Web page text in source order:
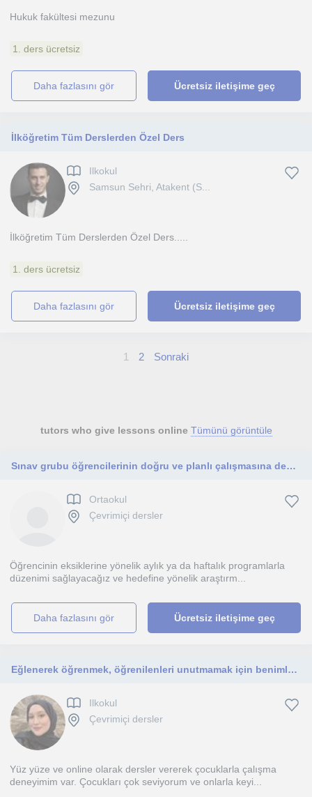
Hukuk fakültesi mezunu
1. ders ücretsiz
daha fazlasını gör Ücretsiz iletişime geç
İlköğretim Tüm Derslerden Özel Ders
Ilkokul
Samsun Sehri, Atakent (S...
İlköğretim Tüm Derslerden Özel Ders.....
1. ders ücretsiz
daha fazlasını gör Ücretsiz iletişime geç
1 2 Sonraki
tutors who give lessons online Tümünü görüntüle
Sınav grubu öğrencilerinin doğru ve planlı çalışmasına destek olmak istiyorum
Ortaokul
Çevrimiçi dersler
Öğrencinin eksiklerine yönelik aylık ya da haftalık programlarla
düzenimi sağlayacağız ve hedefine yönelik araştırm...
daha fazlasını gör Ücretsiz iletişime geç
Eğlenerek öğrenmek, öğrenilenleri unutmamak için benimle iletişime geçin🌷
Ilkokul
Çevrimiçi dersler
Yüz yüze ve online olarak dersler vererek çocuklarla çalışma
deneyimim var. Çocukları çok seviyorum ve onlarla keyi...